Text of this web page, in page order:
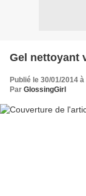
Gel nettoyant
Publié le 30/01/2014
Par GlossingGirl